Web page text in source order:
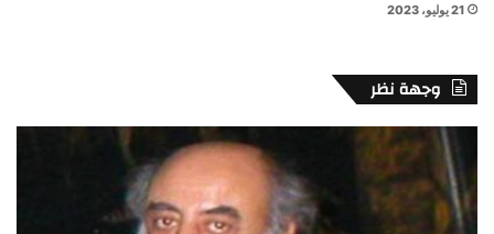
21 يوليو، 2023
وجهة نظر